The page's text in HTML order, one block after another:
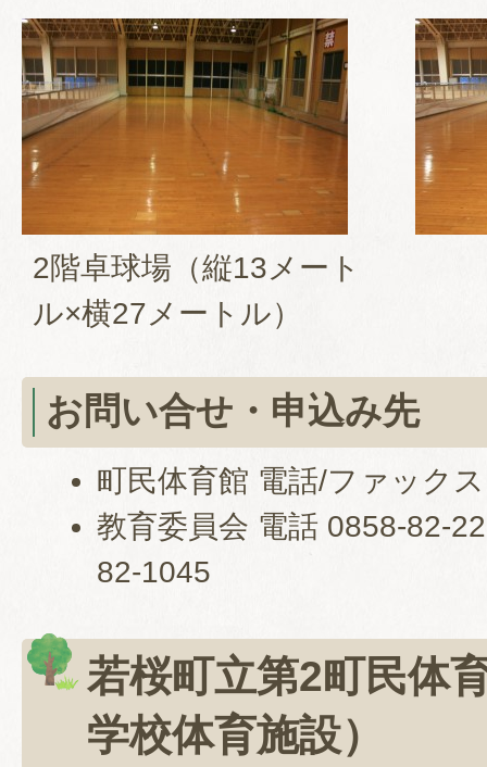
2階卓球場（縦13メート
ル×横27メートル）
お問い合せ・申込み先
町民体育館 電話/ファック
教育委員会 電話 0858-82-
82-1045
若桜町立第2町民体
学校体育施設）